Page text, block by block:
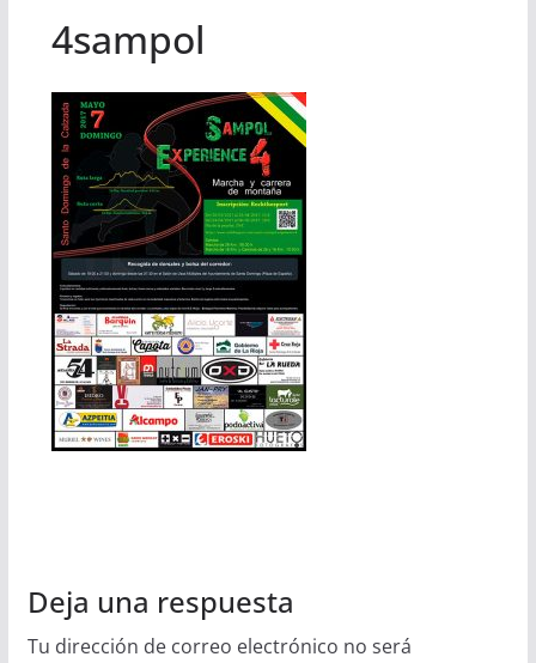
4sampol
Deja una respuesta
Tu dirección de correo electrónico no será